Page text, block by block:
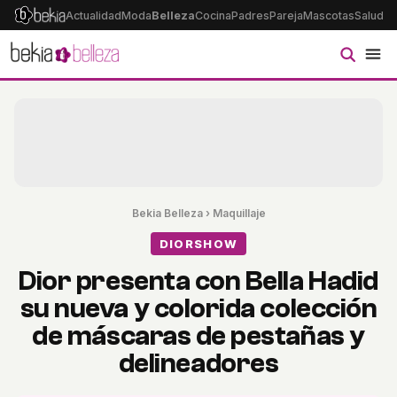
ActualidadModaBellezaCocinaPadresParejaMascotasSalud
Bekia Belleza› Maquillaje
DIORSHOW
Dior presenta con Bella Hadid
su nueva y colorida colección
de máscaras de pestañas y
delineadores